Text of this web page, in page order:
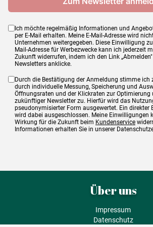
Ich möchte regelmäßig Informationen und
per E-Mail erhalten. Meine E-Mail-Adresse wird
Unternehmen weitergegeben. Diese Einwilligung
Mail-Adresse für Werbezwecke kann ich jederzeit
Zukunft widerrufen, indem ich den Link
Newsletters anklicke.
Durch die Bestätigung der Anmeldung stimme ich
durch individuelle Messung, Speicherung und
Öffnungsraten und der Klickraten zur Optimierung
zukünftiger Newsletter zu. Hierfür wird das
pseudonymisierter Form ausgewertet. Ein direkter
wird dabei ausgeschlossen. Meine Einwilligungen
Wirkung für die Zukunft beim Kundenservice
Informationen erhalten Sie in unserer
Über uns
Impressum
Datenschutz